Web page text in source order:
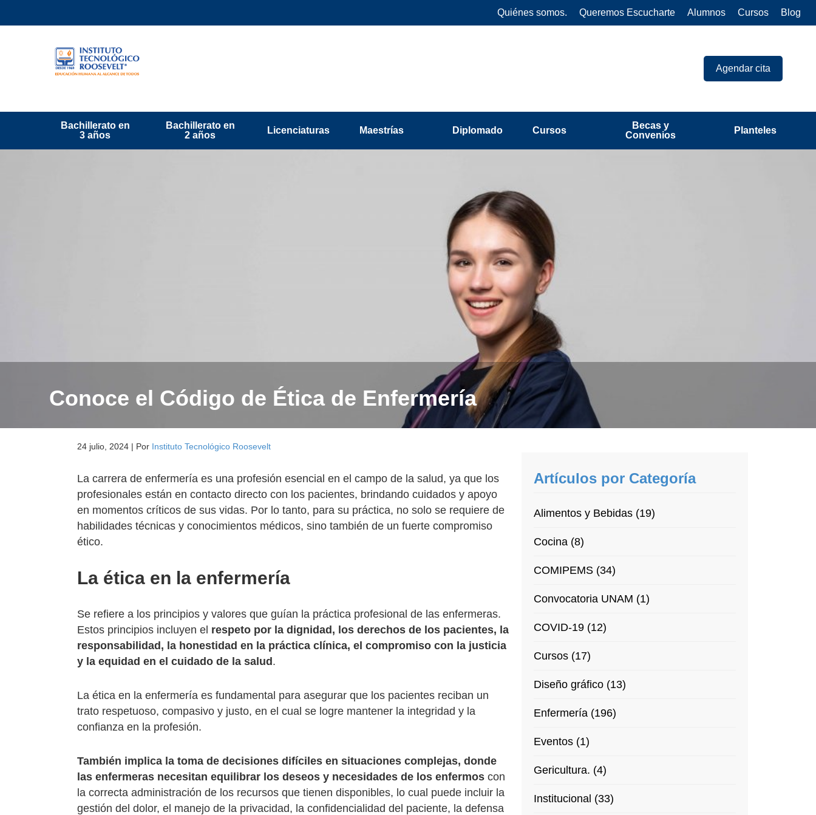
Quiénes somos. Queremos Escucharte Alumnos Cursos Blog
Agendar cita
Bachillerato en
3 años
Bachillerato en
2 años
Licenciaturas Maestrías Diplomado Cursos
Becas y
Convenios
Planteles
Conoce el Código de Ética de Enfermería
24 julio, 2024 | Por Instituto Tecnológico Roosevelt
La carrera de enfermería es una profesión esencial en el campo de la salud, ya que los
profesionales están en contacto directo con los pacientes, brindando cuidados y apoyo
en momentos críticos de sus vidas. Por lo tanto, para su práctica, no solo se requiere de
habilidades técnicas y conocimientos médicos, sino también de un fuerte compromiso
ético.
La ética en la enfermería
Se refiere a los principios y valores que guían la práctica profesional de las enfermeras.
Estos principios incluyen el respeto por la dignidad, los derechos de los pacientes, la
responsabilidad, la honestidad en la práctica clínica, el compromiso con la justicia
y la equidad en el cuidado de la salud .
La ética en la enfermería es fundamental para asegurar que los pacientes reciban un
trato respetuoso, compasivo y justo, en el cual se logre mantener la integridad y la
confianza en la profesión.
También implica la toma de decisiones difíciles en situaciones complejas, donde
las enfermeras necesitan equilibrar los deseos y necesidades de los enfermos con
la correcta administración de los recursos que tienen disponibles, lo cual puede incluir la
gestión del dolor, el manejo de la privacidad, la confidencialidad del paciente, la defensa
Artículos por Categoría
Alimentos y Bebidas (19)
Cocina (8)
COMIPEMS (34)
Convocatoria UNAM (1)
COVID-19 (12)
Cursos (17)
Diseño gráfico (13)
Enfermería (196)
Eventos (1)
Gericultura. (4)
Institucional (33)